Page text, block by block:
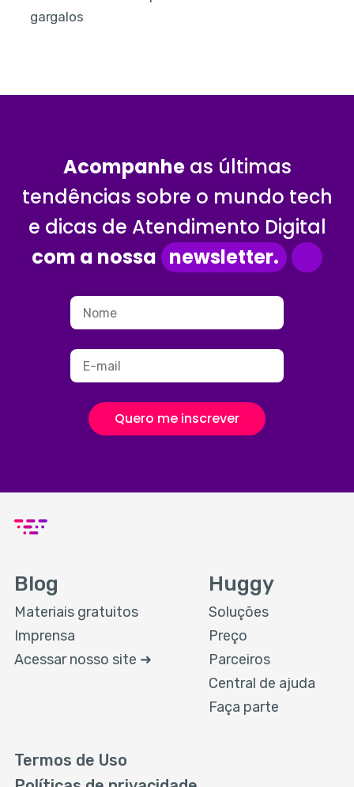
gargalos
Acompanheas últimas
tendências sobre o mundo tech
e dicas de Atendimento Digital
com a nossa newsletter.
Quero me inscrever
Blog
Materiais gratuitos
Imprensa
Acessar nosso site ➜
Huggy
Soluções
Preço
Parceiros
Central de ajuda
Faça parte
Termos de Uso